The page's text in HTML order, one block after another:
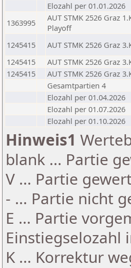
Elozahl per 01.01.2026
1363995
AUT STMK 2526 Graz
Playoff
1245415 AUT STMK 2526 Graz
1245415
AUT STMK 2526 Graz
1245415
AUT STMK 2526 Graz
Gesamtpartien 4
Elozahl per 01.04.2026
Elozahl per 01.07.2026
Elozahl per 01.10.2026
Hinweis1
blank ... Partie
V ... Partie
- ... Partie nicht
E ... Partie
Einstiegselozahl
K ... Korrektur